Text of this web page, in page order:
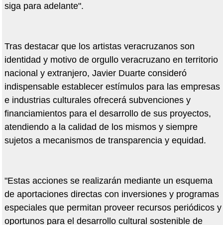
siga para adelante".
Tras destacar que los artistas veracruzanos son
identidad y motivo de orgullo veracruzano en territorio
nacional y extranjero, Javier Duarte consideró
indispensable establecer estímulos para las empresas
e industrias culturales ofrecerá subvenciones y
financiamientos para el desarrollo de sus proyectos,
atendiendo a la calidad de los mismos y siempre
sujetos a mecanismos de transparencia y equidad.
"Estas acciones se realizarán mediante un esquema
de aportaciones directas con inversiones y programas
especiales que permitan proveer recursos periódicos y
oportunos para el desarrollo cultural sostenible de